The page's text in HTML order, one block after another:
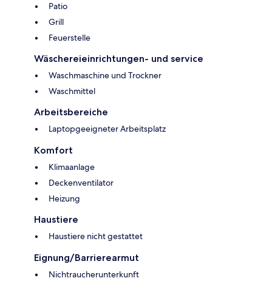
Patio
Grill
Feuerstelle
Wäschereieinrichtungen- und service
Waschmaschine und Trockner
Waschmittel
Arbeitsbereiche
Laptopgeeigneter Arbeitsplatz
Komfort
Klimaanlage
Deckenventilator
Heizung
Haustiere
Haustiere nicht gestattet
Eignung/Barrierearmut
Nichtraucherunterkunft